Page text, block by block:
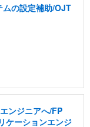
ムの設定補助/OJT
ンジニアへ/FP
ケーションエンジ